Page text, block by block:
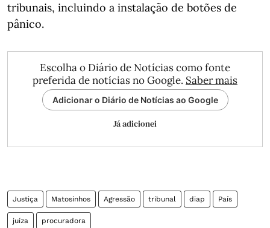
tribunais, incluindo a instalação de botões de
pânico.
Escolha o Diário de Notícias como fonte
preferida de notícias no Google. Saber mais
Adicionar o Diário de Notícias ao Google
Já adicionei
Justiça Matosinhos Agressão tribunal diap País
juíza procuradora